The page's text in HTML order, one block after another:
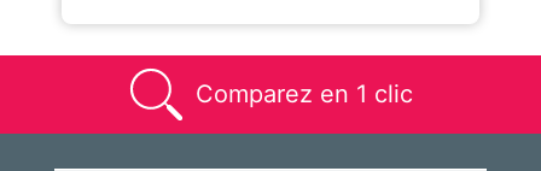
Comparez en 1 clic